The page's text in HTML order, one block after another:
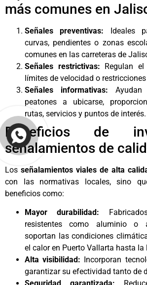
más comunes en
Señales preventivas: Ideales
curvas, pendientes o zonas
comunes en las carreteras de
Señales restrictivas: Regulan
límites de velocidad o
Señales informativas:
peatones a ubicarse,
rutas, servicios y puntos de interés.
Beneficios de
señalamientos de
Los señalamientos viales de alta
con las normativas locales, sino
beneficios como:
Mayor durabilidad:
resistentes como aluminio o
soportan las condiciones
el calor en Puerto Vallarta hasta la
Alta visibilidad: Incorporan
garantizar su efectividad tanto de